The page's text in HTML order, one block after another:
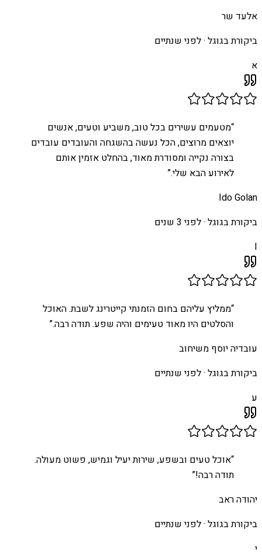
אלעד שר
ביקורת בגוגל ·לפני שנתיים
א
“מטעמים עשירים בכל טוב, משביע וטעים, אנשים
יוצאים מרוצים, הכל נעשה בהשגחה והעובדים עובדים
בצורה נקייה ומסודרת מאוד, בהחלט אזמין אותם
לאירוע הבא שלי.”
Ido Golan
ביקורת בגוגל ·לפני 3 שנים
I
“ממליץ עליהם בחום הזמנתי קייטרינג לשבת. האוכל
והסלטים היו מאוד טעימים והיה שפע. תודה רבה.”
עובדיה יוסף משיחוב
ביקורת בגוגל ·לפני שנתיים
ע
“אוכל טעים ובשפע, שירות יעיל וגמיש, פשוט מעולה.
תודה רבה!”
יהודה ראב
ביקורת בגוגל ·לפני שנתיים
י